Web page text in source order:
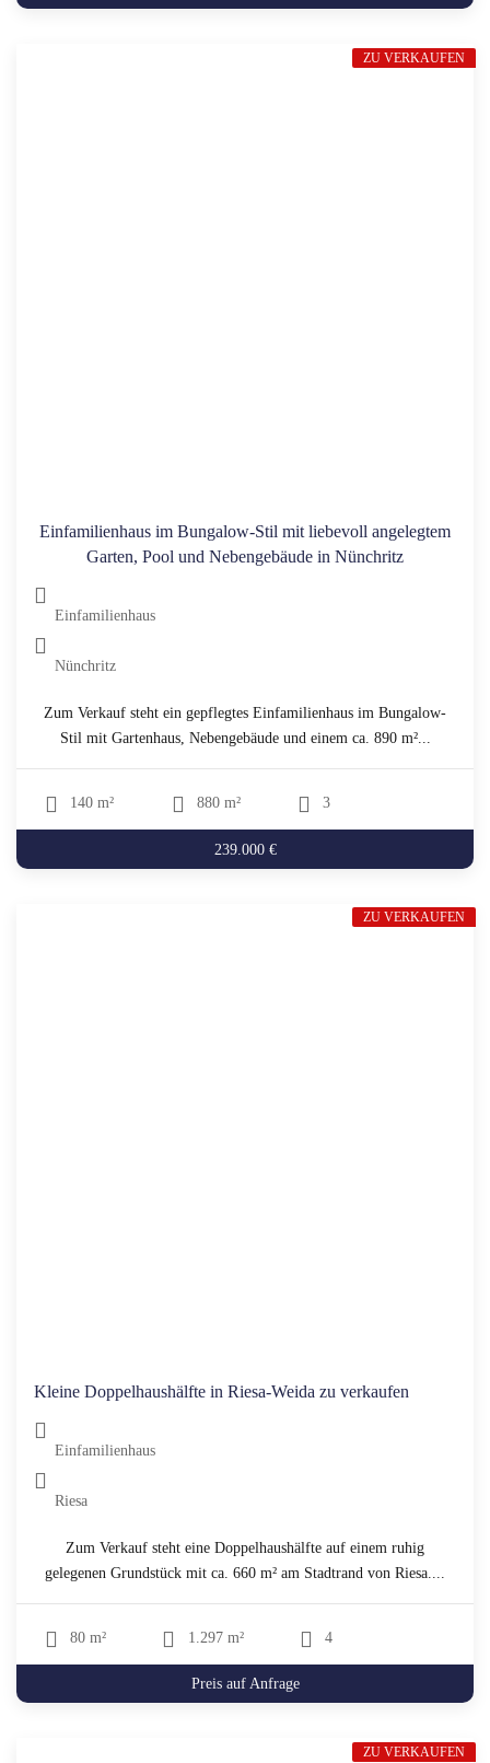
Einfamilienhaus im Bungalow-Stil mit liebevoll angelegtem
Garten, Pool und Nebengebäude in Nünchritz
Einfamilienhaus
Nünchritz
Zum Verkauf steht ein gepflegtes Einfamilienhaus im Bungalow-
Stil mit Gartenhaus, Nebengebäude und einem ca. 890 m²...
140 m² 880 m² 3
239.000 €
ZU VERKAUFEN
Kleine Doppelhaushälfte in Riesa-Weida zu verkaufen
Einfamilienhaus
Riesa
Zum Verkauf steht eine Doppelhaushälfte auf einem ruhig
gelegenen Grundstück mit ca. 660 m² am Stadtrand von Riesa....
80 m² 1.297 m² 4
Preis auf Anfrage
ZU VERKAUFEN
ZU VERKAUFEN